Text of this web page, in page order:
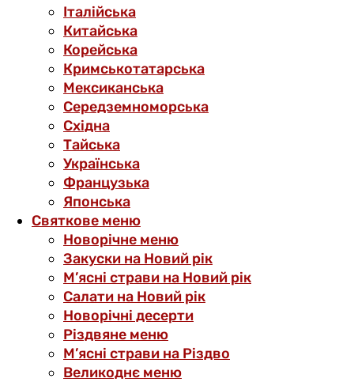
Італійська
Китайська
Корейська
Кримськотатарська
Мексиканська
Середземноморська
Східна
Тайська
Українська
Французька
Японська
Святкове меню
Новорічне меню
Закуски на Новий рік
М’ясні страви на Новий рік
Салати на Новий рік
Новорічні десерти
Різдвяне меню
М’ясні страви на Різдво
Великоднє меню